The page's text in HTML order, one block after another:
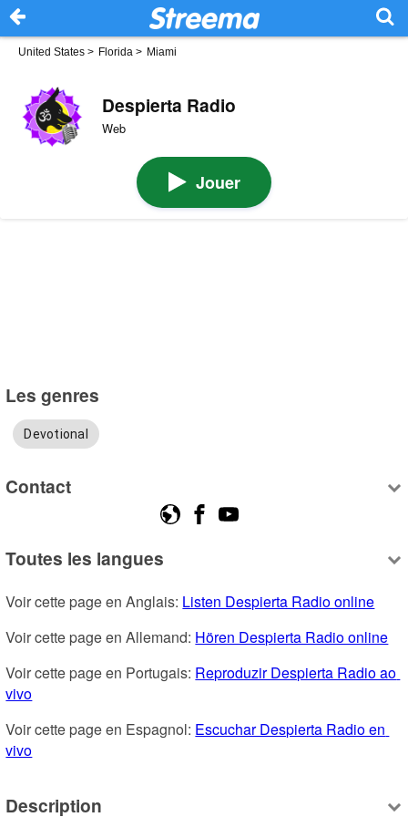
United States > Florida > Miami
Despierta Radio
Web
Jouer
Les genres
Devotional
Contact
Toutes les langues
Voir cette page en Anglais: Listen Despierta Radio online
Voir cette page en Allemand: Hören Despierta Radio online
Voir cette page en Portugais: Reproduzir Despierta Radio ao
vivo
Voir cette page en Espagnol: Escuchar Despierta Radio en
vivo
Description